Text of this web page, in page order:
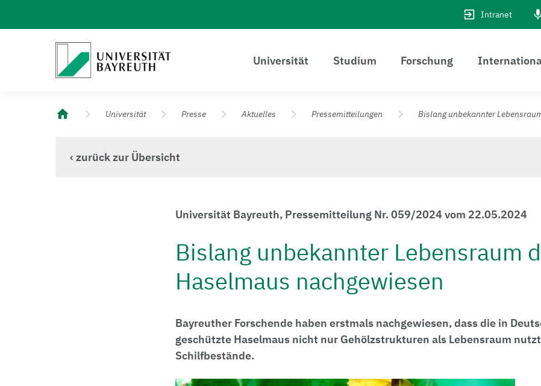
Intranet
Logo Universität Bayreuth
Universität Studium Forschung
Universität Bayreuth – Deine Top-Campus-Uni
Universität Presse Aktuelles Pressemitteilungen Bislang unbekannter
‹ zurück zur Übersicht
Universität Bayreuth, Pressemitteilung Nr. 059/2024 vom 22.05.2024
Bislang unbekannter Lebensraum
Haselmaus nachgewiesen
Bayreuther Forschende haben erstmals nachgewiesen, dass die in
geschützte Haselmaus nicht nur Gehölzstrukturen als Lebensraum
Schilfbestände.